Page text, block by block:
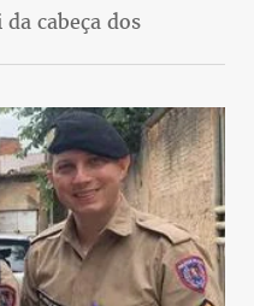
cabeça dos